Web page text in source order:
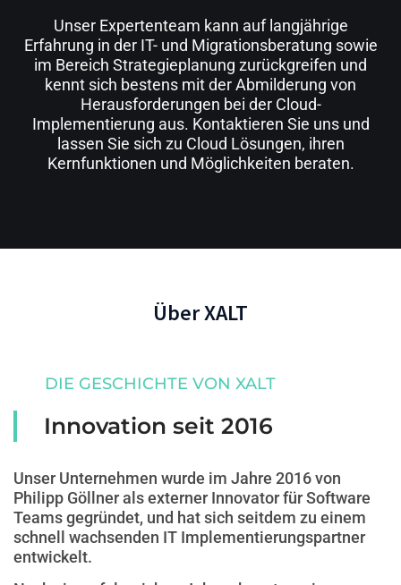
Unser Expertenteam kann auf langjährige
Erfahrung in der IT- und Migrationsberatung sowie
im Bereich Strategieplanung zurückgreifen und
kennt sich bestens mit der Abmilderung von
Herausforderungen bei der Cloud-
Implementierung aus. Kontaktieren Sie uns und
lassen Sie sich zu Cloud Lösungen, ihren
Kernfunktionen und Möglichkeiten beraten.
Über XALT
DIE GESCHICHTE VON XALT
Innovation seit 2016
Unser Unternehmen wurde im Jahre 2016 von
Philipp Göllner als externer Innovator für Software
Teams gegründet, und hat sich seitdem zu einem
schnell wachsenden IT Implementierungspartner
entwickelt.